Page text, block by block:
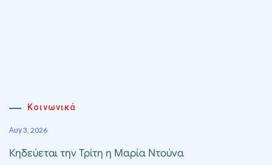
Κοινωνικά
Αυγ 3, 2026
Κηδεύεται την Τρίτη η Μαρία Ντούνα